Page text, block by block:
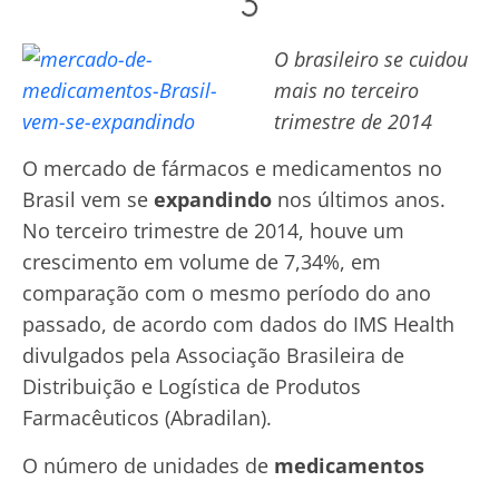
O brasileiro se cuidou
mais no terceiro
trimestre de 2014
O mercado de fármacos e medicamentos no
Brasil vem se expandindo nos últimos anos.
No terceiro trimestre de 2014, houve um
crescimento em volume de 7,34%, em
comparação com o mesmo período do ano
passado, de acordo com dados do IMS Health
divulgados pela Associação Brasileira de
Distribuição e Logística de Produtos
Farmacêuticos (Abradilan).
O número de unidades de medicamentos